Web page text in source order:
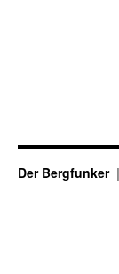
Der Bergfunker